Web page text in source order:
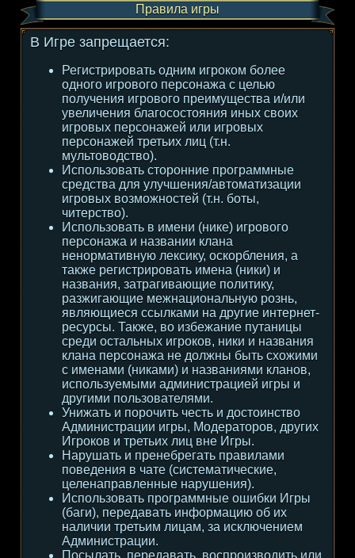
Правила игры
В Игре запрещается:
Регистрировать одним игроком более
одного игрового персонажа с целью
получения игрового преимущества и/или
увеличения благосостояния иных своих
игровых персонажей или игровых
персонажей третьих лиц (т.н.
мультоводство).
Использовать сторонние программные
средства для улучшения/автоматизации
игровых возможностей (т.н. боты,
читерство).
Использовать в имени (нике) игрового
персонажа и названии клана
ненормативную лексику, оскорбления, а
также регистрировать имена (ники) и
названия, затрагивающие политику,
разжигающие межнациональную рознь,
являющиеся ссылками на другие интернет-
ресурсы. Также, во избежание путаницы
среди остальных игроков, ники и названия
клана персонажа не должны быть схожими
с именами (никами) и названиями кланов,
используемыми администрацией игры и
другими пользователями.
Унижать и порочить честь и достоинство
Администрации игры, Модераторов, других
Игроков и третьих лиц вне Игры.
Нарушать и пренебрегать правилами
поведения в чате (систематические,
целенаправленные нарушения).
Использовать программные ошибки Игры
(баги), передавать информацию об их
наличии третьим лицам, за исключением
Администрации.
Посылать, передавать, воспроизводить или